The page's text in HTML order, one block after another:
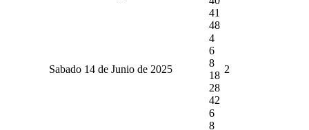
41
48
Sabado 14 de Junio de 2025
4
6
8
18
28
42
2
6
8